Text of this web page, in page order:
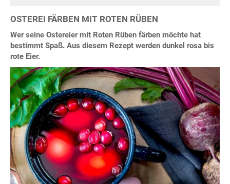
OSTEREI FÄRBEN MIT ROTEN RÜBEN
Wer seine Ostereier mit Roten Rüben färben möchte hat
bestimmt Spaß. Aus diesem Rezept werden dunkel rosa bis
rote Eier.